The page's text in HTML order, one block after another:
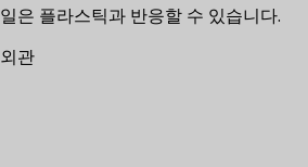
은 플라스틱과 반응할 수 있습니다.
관